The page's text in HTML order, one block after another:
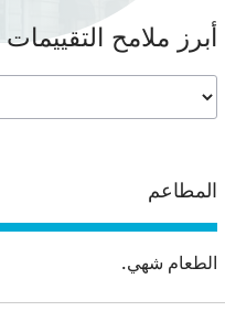
أبرز ملامح التقييمات
المطاعم
الطعام شهي.